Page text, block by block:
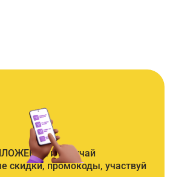
и получай
скидки, промокоды, участвуй